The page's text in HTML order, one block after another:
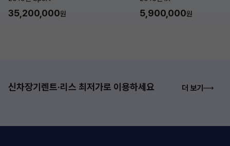
35,200,000원 5,900,000원
신차장기렌트·리스 최저가로 이용하세요 더 보기